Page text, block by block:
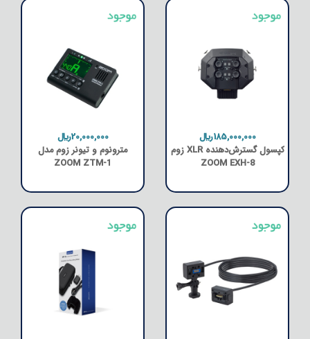
185,000,000﷼
کپسول گسترش‌دهنده XLR زوم
ZOOM EXH-8
20,000,000﷼
مترونوم و تیونر زوم مدل
ZOOM ZTM-1